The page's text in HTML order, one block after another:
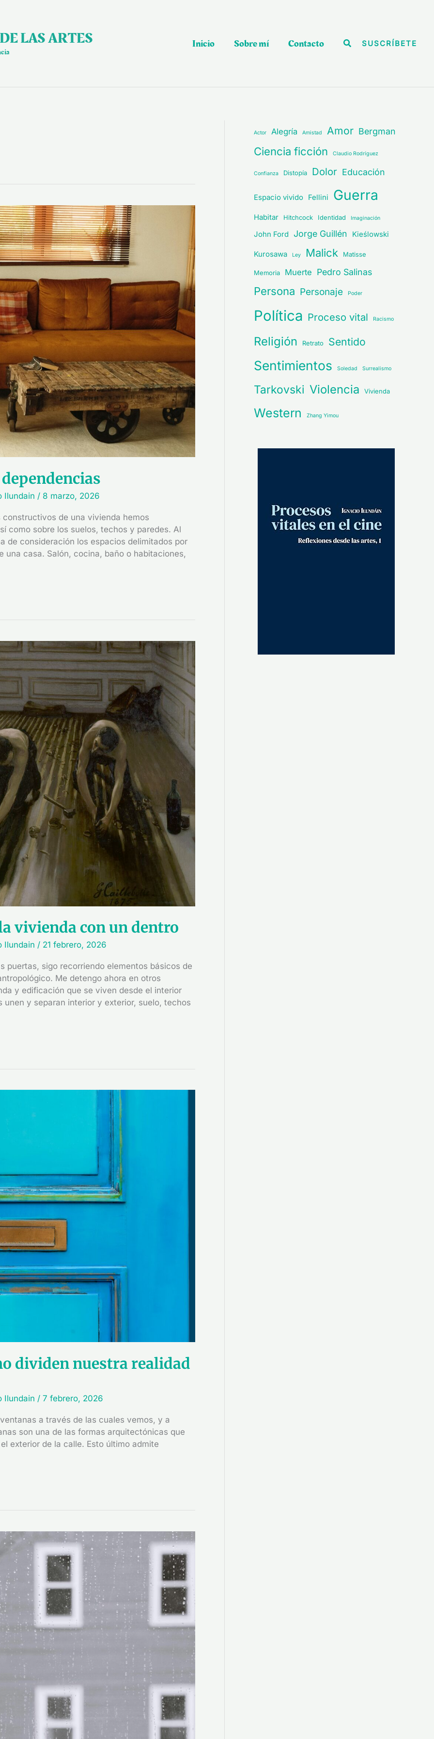
LAS ARTES Inicio Sobre mí Contacto BuscarSUSCRÍBETE
Ilundain / 8 marzo, 2026
de una vivienda hemos
como sobre los suelos, techos y paredes. Al
de consideración los espacios delimitados por
casa. Salón, cocina, baño o habitaciones,
vivienda con un dentro
Ilundain / 21 febrero, 2026
puertas, sigo recorriendo elementos básicos de
Me detengo ahora en otros
y edificación que se viven desde el interior
y separan interior y exterior, suelo, techos
dividen nuestra realidad
Ilundain / 7 febrero, 2026
a través de las cuales vemos, y a
son una de las formas arquitectónicas que
exterior de la calle. Esto último admite
Actor Alegría Amistad Amor Bergman
Ciencia ficción Claudio Rodríguez
Confianza Distopía Dolor Educación
Espacio vivido Fellini Guerra
Habitar Hitchcock Identidad Imaginación
John Ford Jorge Guillén Kieślowski
Kurosawa Ley Malick Matisse
Memoria Muerte Pedro Salinas
Persona Personaje Poder
Política Proceso vital Racismo
Religión Retrato Sentido
Sentimientos Soledad Surrealismo
Tarkovski Violencia Vivienda
Western Zhang Yimou